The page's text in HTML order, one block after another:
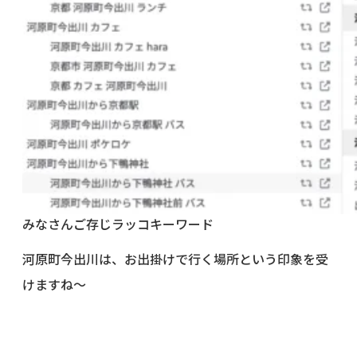
みなさんご存じラッコキーワード
河原町今出川は、お出掛けで行く場所という印象を受
けますね〜